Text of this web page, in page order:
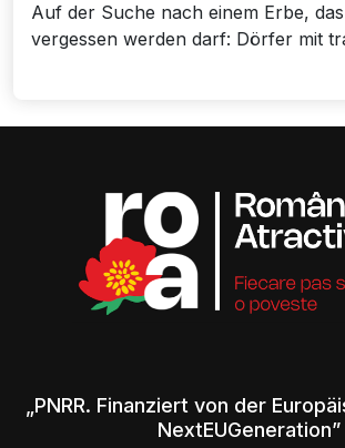
Auf der Suche nach einem Erbe,
vergessen werden darf: Dörfer mit
„PNRR. Finanziert von der
NextEUGeneration”